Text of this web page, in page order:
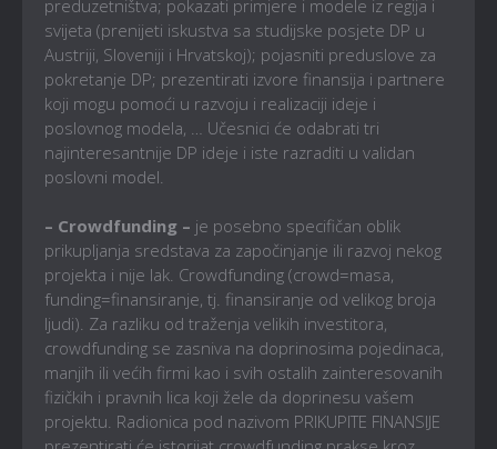
preduzetništva; pokazati primjere i modele iz regija i
svijeta (prenijeti iskustva sa studijske posjete DP u
Austriji, Sloveniji i Hrvatskoj); pojasniti preduslove za
pokretanje DP; prezentirati izvore finansija i partnere
koji mogu pomoći u razvoju i realizaciji ideje i
poslovnog modela, … Učesnici će odabrati tri
najinteresantnije DP ideje i iste razraditi u validan
poslovni model.
– Crowdfunding – je posebno specifičan oblik
prikupljanja sredstava za započinjanje ili razvoj nekog
projekta i nije lak. Crowdfunding (crowd=masa,
funding=finansiranje, tj. finansiranje od velikog broja
ljudi). Za razliku od traženja velikih investitora,
crowdfunding se zasniva na doprinosima pojedinaca,
manjih ili većih firmi kao i svih ostalih zainteresovanih
fizičkih i pravnih lica koji žele da doprinesu vašem
projektu. Radionica pod nazivom PRIKUPITE FINANSIJE